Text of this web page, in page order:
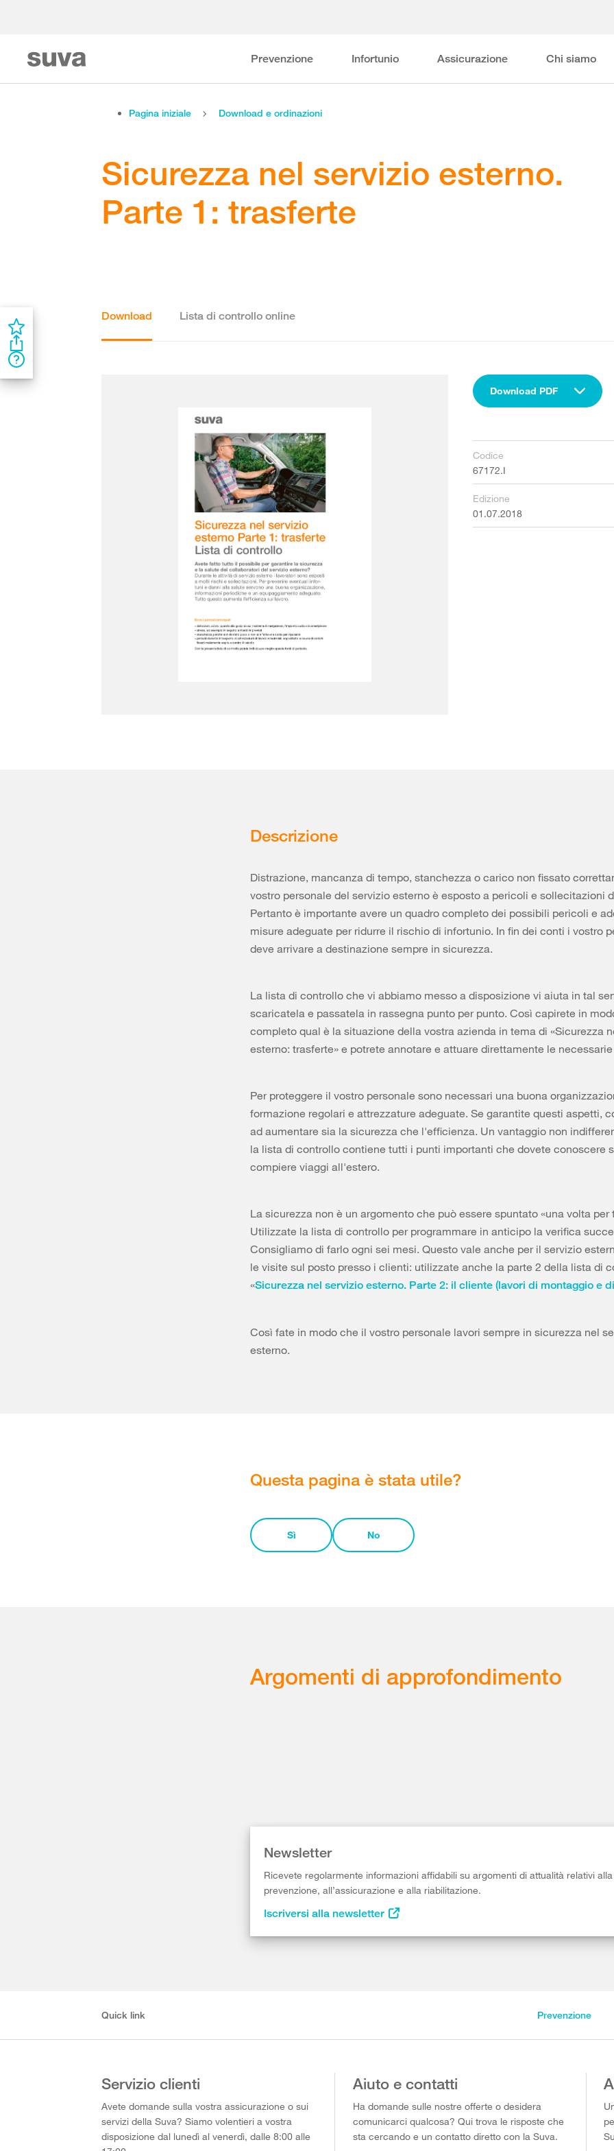
Prevenzione Infortunio Assicurazione Chi siamo
Pagina iniziale Download e ordinazioni
Sicurezza nel servizio esterno.
Parte 1: trasferte
Download Lista di controllo online
Download PDF
Codice
67172.I
Edizione
01.07.2018
Descrizione
Distrazione, mancanza di tempo, stanchezza o carico non fissato
vostro personale del servizio esterno è esposto a pericoli e sollecitazioni
Pertanto è importante avere un quadro completo dei possibili pericoli e
misure adeguate per ridurre il rischio di infortunio. In fin dei conti i vostro
deve arrivare a destinazione sempre in sicurezza.
La lista di controllo che vi abbiamo messo a disposizione vi aiuta in tal
scaricatela e passatela in rassegna punto per punto. Così capirete in
completo qual è la situazione della vostra azienda in tema di «Sicurezza
esterno: trasferte» e potrete annotare e attuare direttamente le
Per proteggere il vostro personale sono necessari una buona
formazione regolari e attrezzature adeguate. Se garantite questi aspetti,
ad aumentare sia la sicurezza che l'efficienza. Un vantaggio non
la lista di controllo contiene tutti i punti importanti che dovete conoscere
compiere viaggi all'estero.
La sicurezza non è un argomento che può essere spuntato «una volta per
Utilizzate la lista di controllo per programmare in anticipo la verifica
Consigliamo di farlo ogni sei mesi. Questo vale anche per il servizio
le visite sul posto presso i clienti: utilizzate anche la parte 2 della lista di
«Sicurezza nel servizio esterno. Parte 2: il cliente (lavori di montaggio e
Così fate in modo che il vostro personale lavori sempre in sicurezza nel
esterno.
Questa pagina è stata utile?
Sì No
Argomenti di approfondimento
Newsletter
Ricevete regolarmente informazioni affidabili su argomenti di attualità relativi alla
prevenzione, all’assicurazione e alla riabilitazione.
Iscriversi alla newsletter
Quick link Prevenzione
Servizio clienti
Avete domande sulla vostra assicurazione o sui
servizi della Suva? Siamo volentieri a vostra
disposizione dal lunedì al venerdì, dalle 8:00 alle
Aiuto e contatti
Ha domande sulle nostre offerte o desidera
comunicarci qualcosa? Qui trova le risposte che
sta cercando e un contatto diretto con la Suva.